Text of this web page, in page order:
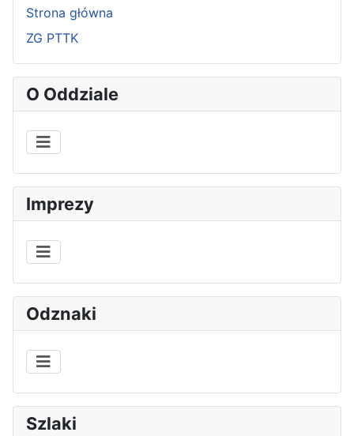
Strona główna
ZG PTTK
O Oddziale
Imprezy
Odznaki
Szlaki